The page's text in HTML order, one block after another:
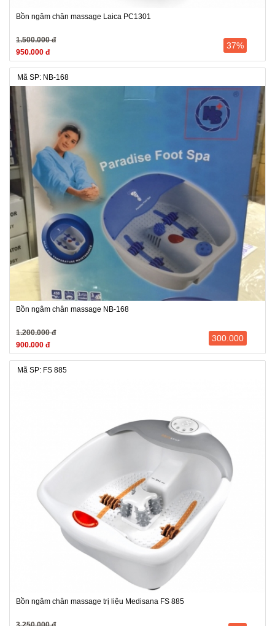
Bồn ngâm chân massage Laica PC1301
1.500.000 đ
950.000 đ
37%
Mã SP: NB-168
Bồn ngâm chân massage NB-168
1.200.000 đ
900.000 đ
300.000
Mã SP: FS 885
Bồn ngâm chân massage trị liệu Medisana FS 885